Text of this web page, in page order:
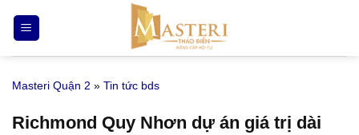
qua
nội
Masteri Quận 2 » Tin tức bds
Richmond Quy Nhơn dự án giá trị dài